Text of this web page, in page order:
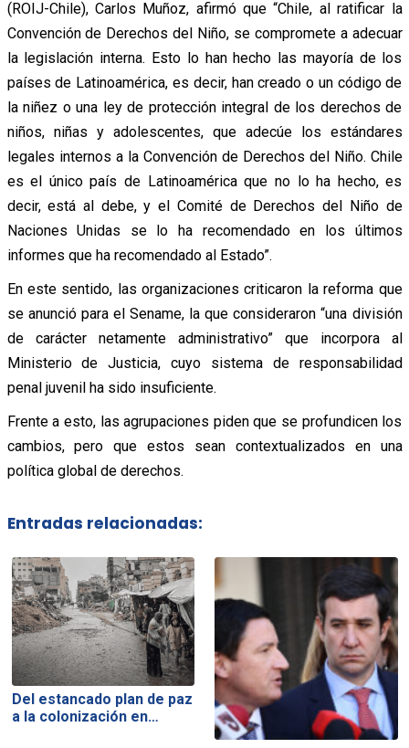
(ROIJ-Chile), Carlos Muñoz, afirmó que “Chile, al ratificar la
Convención de Derechos del Niño, se compromete a adecuar
la legislación interna. Esto lo han hecho las mayoría de los
países de Latinoamérica, es decir, han creado o un código de
la niñez o una ley de protección integral de los derechos de
niños, niñas y adolescentes, que adecúe los estándares
legales internos a la Convención de Derechos del Niño. Chile
es el único país de Latinoamérica que no lo ha hecho, es
decir, está al debe, y el Comité de Derechos del Niño de
Naciones Unidas se lo ha recomendado en los últimos
informes que ha recomendado al Estado”.
En este sentido, las organizaciones criticaron la reforma que
se anunció para el Sename, la que consideraron “una división
de carácter netamente administrativo” que incorpora al
Ministerio de Justicia, cuyo sistema de responsabilidad
penal juvenil ha sido insuficiente.
Frente a esto, las agrupaciones piden que se profundicen los
cambios, pero que estos sean contextualizados en una
política global de derechos.
Entradas relacionadas:
Del estancado plan de paz
a la colonización en…